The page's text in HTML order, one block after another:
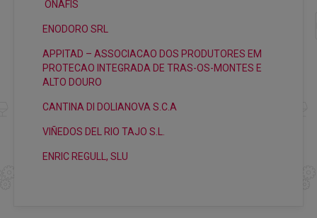
ONAFIS
ENODORO SRL
APPITAD – ASSOCIACAO DOS PRODUTORES EM
PROTECAO INTEGRADA DE TRAS-OS-MONTES E
ALTO DOURO
CANTINA DI DOLIANOVA S.C.A
VIÑEDOS DEL RIO TAJO S.L.
ENRIC REGULL, SLU